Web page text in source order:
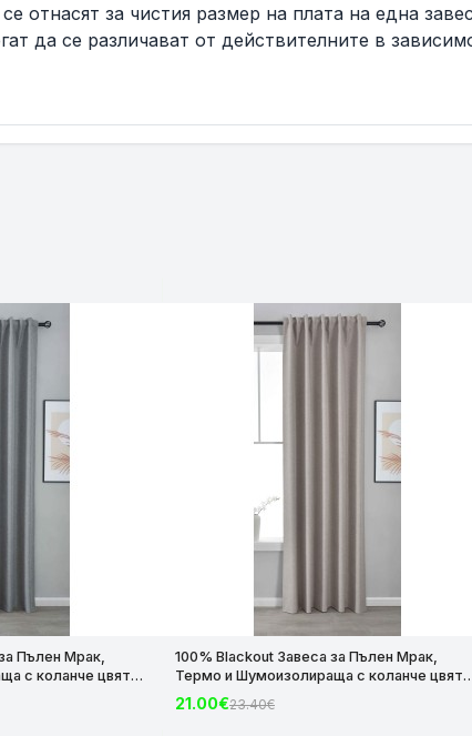
отнасят за чистия размер на плата на една
да се различават от действителните в
Пълен Мрак,
с коланче цвят
Релса и Корниз
100% Blackout Завеса за Пълен Мрак,
Термо и Шумоизолираща с коланче цвят
Таупе, 175х140 и 245х140 за Релса и Корниз
код-2023600-012
21.00€23.40€